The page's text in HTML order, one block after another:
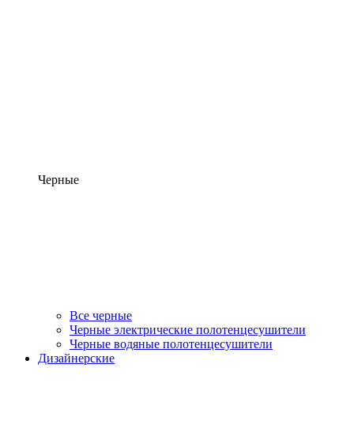
Черные
Все черные
Черные электрические полотенцесушители
Черные водяные полотенцесушители
Дизайнерские